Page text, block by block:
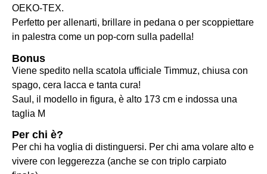
OEKO-TEX.
Perfetto per allenarti, brillare in pedana o per scoppiettare
in palestra come un pop-corn sulla padella!
Bonus
Viene spedito nella scatola ufficiale Timmuz, chiusa con
spago, cera lacca e tanta cura!
Saul, il modello in figura, è alto 173 cm e indossa una
taglia M
Per chi è?
Per chi ha voglia di distinguersi. Per chi ama volare alto e
vivere con leggerezza (anche se con triplo carpiato